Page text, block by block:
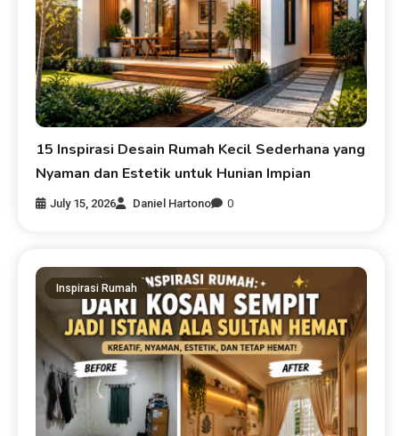
15 Inspirasi Desain Rumah Kecil Sederhana yang
Nyaman dan Estetik untuk Hunian Impian
July 15, 2026 Daniel Hartono 0
Inspirasi Rumah